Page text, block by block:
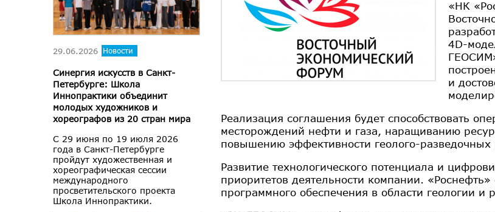
«НК
4D-
и
Реализация соглашения будет способствовать
месторождений нефти и газа, наращиванию
повышению эффективности геолого-разведочных
Развитие технологического потенциала и
приоритетов деятельности компании.
программного обеспечения в области геологии и
29.06.2026 Новости
Синергия искусств в Санкт-
Петербурге: Школа
Иннопрактики объединит
молодых художников и
хореографов из 20 стран мира
С 29 июня по 19 июля 2026
года в Санкт-Петербурге
пройдут художественная и
хореографическая сессии
международного
просветительского проекта
Школа Иннопрактики.